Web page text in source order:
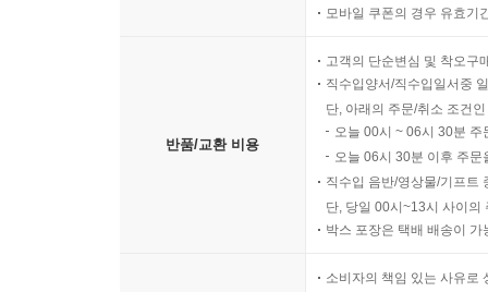
모바일 쿠폰의 경우 유효기
반품/교환 비용
고객의 단순변심 및 착오구
직수입양서/직수입일서중
단, 아래의 주문/취소 조건
오늘 00시 ~ 06시 30분
오늘 06시 30분 이후 주
직수입 음반/영상물/기프트
단, 당일 00시~13시 사이의
박스 포장은 택배 배송이
소비자의 책임 있는 사유로